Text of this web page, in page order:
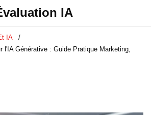
IA
IA
l'IA Générative : Guide Pratique Marketing,